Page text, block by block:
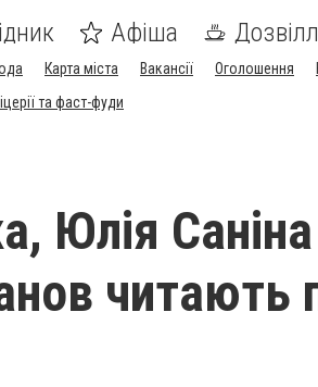
Афіша
Карта міста Вакансії Оголошення
та фаст-фуди
Юлія
читають